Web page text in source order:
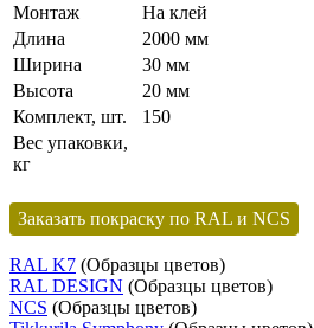
Монтаж
На клей
Длина
2000 мм
Ширина
30 мм
Высота
20 мм
Комплект, шт.
150
Вес упаковки,
кг
Заказать покраску по RAL и NCS
RAL K7 (Образцы цветов)
RAL DESIGN (Образцы цветов)
NCS (Образцы цветов)